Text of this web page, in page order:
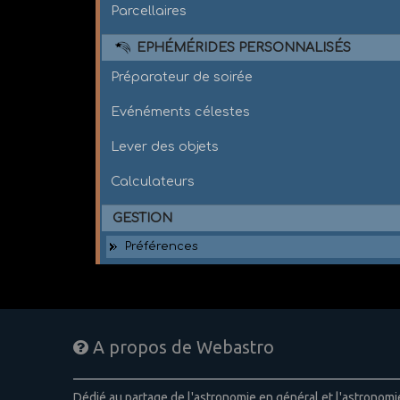
Parcellaires
EPHÉMÉRIDES PERSONNALISÉS
Préparateur de soirée
Evénéments célestes
Lever des objets
Calculateurs
GESTION
Préférences
A propos de Webastro
Dédié au partage de l'astronomie en général et